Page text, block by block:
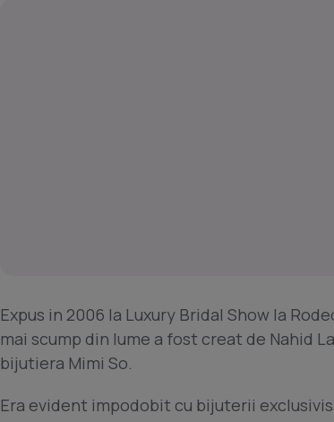
Expus in 2006 la Luxury Bridal Show la
mai scump din lume a fost creat de Nahid
bijutiera Mimi So.
Era evident impodobit cu bijuterii